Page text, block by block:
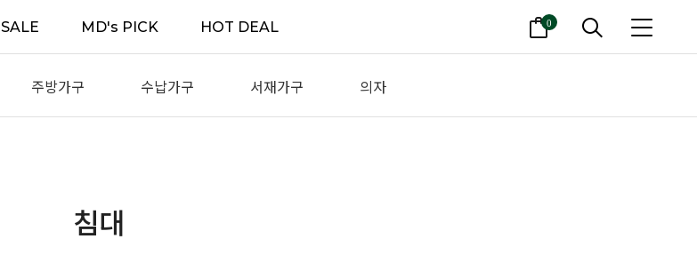
SALE MD's PICK HOT DEAL 0
주방가구 수납가구 서재가구 의자
침대